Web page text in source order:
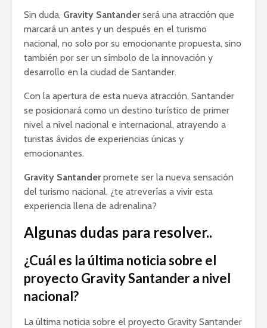
Sin duda, Gravity Santanderserá una atracción que
marcará un antes y un después en el turismo
nacional, no solo por su emocionante propuesta, sino
también por ser un símbolo de la innovación y
desarrollo en la ciudad de Santander.
Con la apertura de esta nueva atracción, Santander
se posicionará como un destino turístico de primer
nivel a nivel nacional e internacional, atrayendo a
turistas ávidos de experiencias únicas y
emocionantes.
Gravity Santanderpromete ser la nueva sensación
del turismo nacional, ¿te atreverías a vivir esta
experiencia llena de adrenalina?
Algunas dudas para resolver..
¿Cuál es la última noticia sobre el
proyecto Gravity Santander a nivel
nacional?
La última noticia sobre el proyecto Gravity Santander